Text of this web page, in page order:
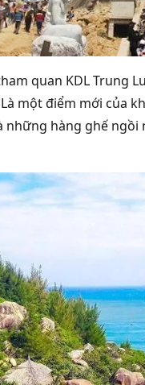
quan KDL Trung
một điểm mới của
hàng ghế